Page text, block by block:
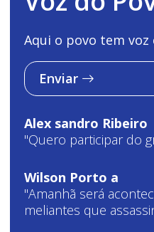
Aqui o povo tem voz
Enviar
Alex sandro Ribeiro
"Quero participar do
Wilson Porto a
"Amanhã será
meliantes que